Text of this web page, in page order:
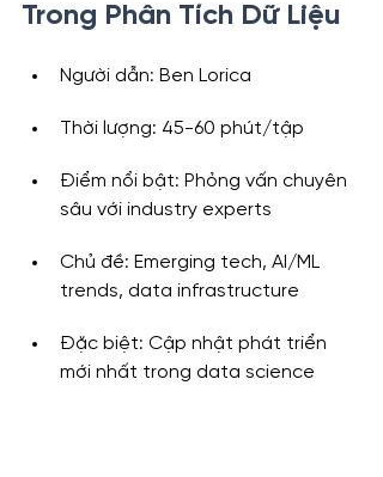
Trong Phân Tích Dữ Liệu
Người dẫn: Ben Lorica
Thời lượng: 45-60 phút/tập
Điểm nổi bật: Phỏng vấn chuyên
sâu với industry experts
Chủ đề: Emerging tech, AI/ML
trends, data infrastructure
Đặc biệt: Cập nhật phát triển
mới nhất trong data science